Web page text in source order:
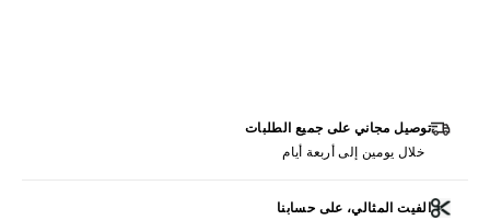
توصيل مجاني على جميع الطلبات
خلال يومين إلى أربعة أيام
الفيت المثالي، على حسابنا